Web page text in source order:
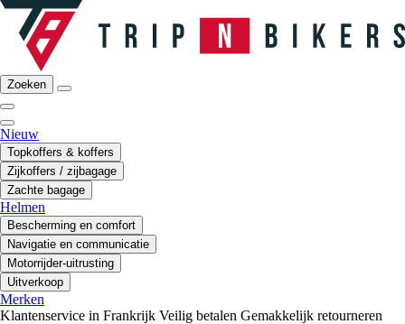
Zoeken
Nieuw
Topkoffers & koffers
Zijkoffers / zijbagage
Zachte bagage
Helmen
Bescherming en comfort
Navigatie en communicatie
Motorrijder-uitrusting
Uitverkoop
Merken
Klantenservice in Frankrijk Veilig betalen Gemakkelijk retourneren